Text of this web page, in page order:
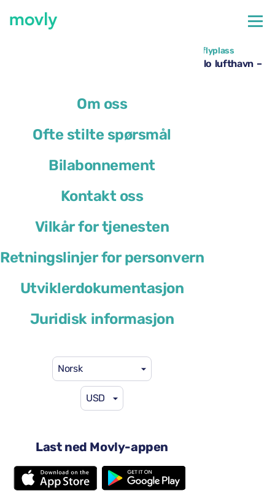
Om oss
Ofte stilte spørsmål
Bilabonnement
Kontakt oss
Vilkår for tjenesten
Retningslinjer for personvern
Utviklerdokumentasjon
Juridisk informasjon
Norsk
USD
Last ned Movly-appen
Alle tilgjengelige biler på Venezia Marco Polo flyplass
Leie av Toyota RAV4 på Venezia Marco Polo lufthavn –
Toyota RAV4
Automatisk transmisjon
5 seter
4 store kofferter